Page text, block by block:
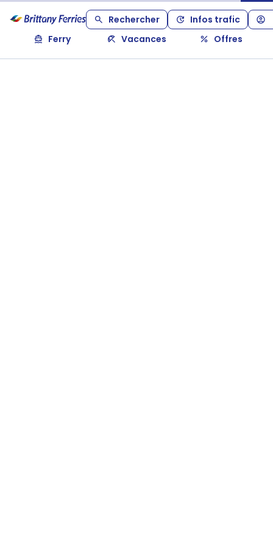
Rechercher
Infos trafic
Ferry
Vacances Offres